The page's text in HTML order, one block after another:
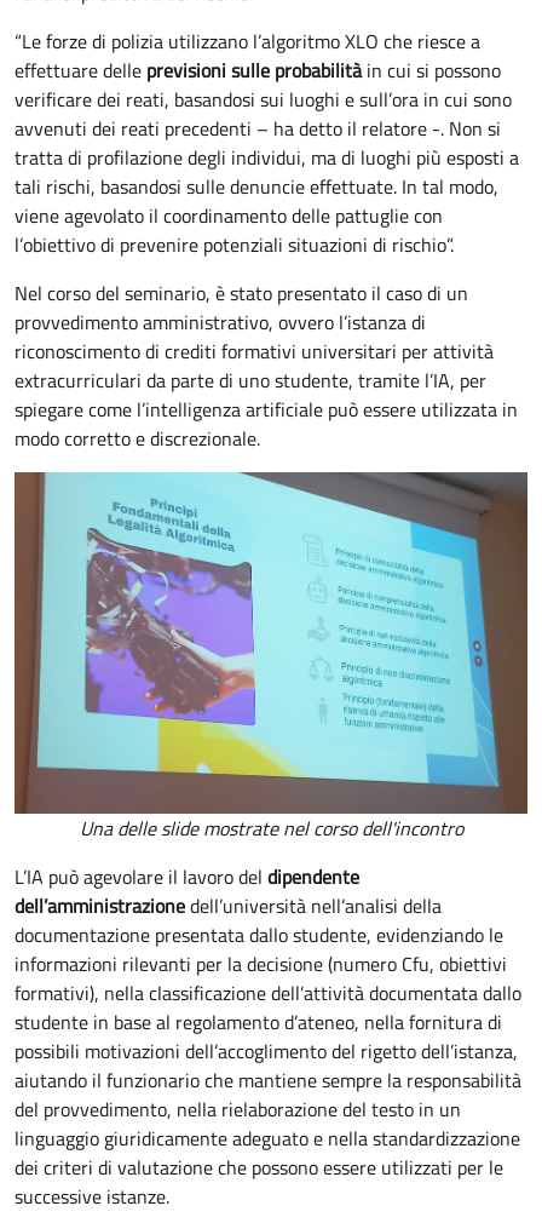
“Le forze di polizia utilizzano l’algoritmo XLO che riesce a
effettuare delle previsioni sulle probabilitàin cui si possono
verificare dei reati, basandosi sui luoghi e sull’ora in cui sono
avvenuti dei reati precedenti – ha detto il relatore -. Non si
tratta di profilazione degli individui, ma di luoghi più esposti a
tali rischi, basandosi sulle denuncie effettuate. In tal modo,
viene agevolato il coordinamento delle pattuglie con
l’obiettivo di prevenire potenziali situazioni di rischio”.
Nel corso del seminario, è stato presentato il caso di un
provvedimento amministrativo, ovvero l’istanza di
riconoscimento di crediti formativi universitari per attività
extracurriculari da parte di uno studente, tramite l’IA, per
spiegare come l’intelligenza artificiale può essere utilizzata in
modo corretto e discrezionale.
Una delle slide mostrate nel corso dell'incontro
L’IA può agevolare il lavoro del dipendente
dell’amministrazionedell’università nell’analisi della
documentazione presentata dallo studente, evidenziando le
informazioni rilevanti per la decisione (numero Cfu, obiettivi
formativi), nella classificazione dell’attività documentata dallo
studente in base al regolamento d’ateneo, nella fornitura di
possibili motivazioni dell’accoglimento del rigetto dell’istanza,
aiutando il funzionario che mantiene sempre la responsabilità
del provvedimento, nella rielaborazione del testo in un
linguaggio giuridicamente adeguato e nella standardizzazione
dei criteri di valutazione che possono essere utilizzati per le
successive istanze.